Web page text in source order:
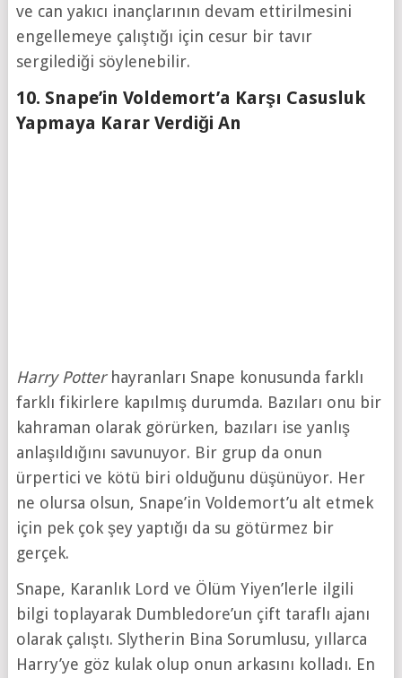
ve can yakıcı inançlarının devam ettirilmesini
engellemeye çalıştığı için cesur bir tavır
sergilediği söylenebilir.
10. Snape’in Voldemort’a Karşı Casusluk
Yapmaya Karar Verdiği An
Harry Potterhayranları Snape konusunda farklı
farklı fikirlere kapılmış durumda. Bazıları onu bir
kahraman olarak görürken, bazıları ise yanlış
anlaşıldığını savunuyor. Bir grup da onun
ürpertici ve kötü biri olduğunu düşünüyor. Her
ne olursa olsun, Snape’in Voldemort’u alt etmek
için pek çok şey yaptığı da su götürmez bir
gerçek.
Snape, Karanlık Lord ve Ölüm Yiyen’lerle ilgili
bilgi toplayarak Dumbledore’un çift taraflı ajanı
olarak çalıştı. Slytherin Bina Sorumlusu, yıllarca
Harry’ye göz kulak olup onun arkasını kolladı. En